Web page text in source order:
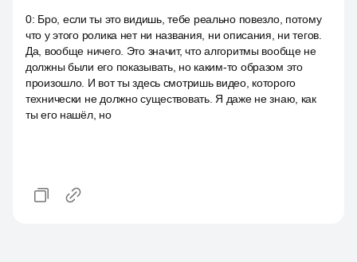
0: Бро, если ты это видишь, тебе реально повезло, потому
что у этого ролика нет ни названия, ни описания, ни тегов.
Да, вообще ничего. Это значит, что алгоритмы вообще не
должны были его показывать, но каким-то образом это
произошло. И вот ты здесь смотришь видео, которого
технически не должно существовать. Я даже не знаю, как
ты его нашёл, но